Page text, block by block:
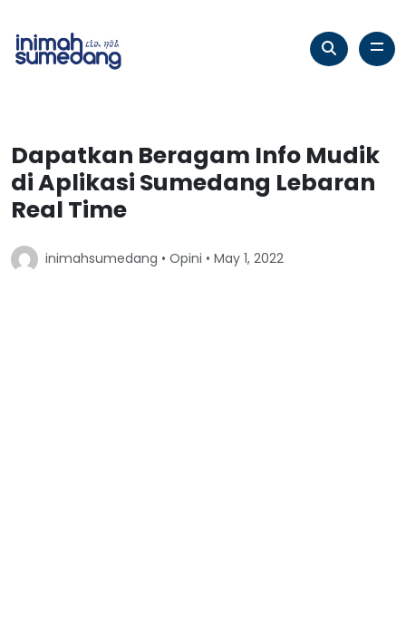
Dapatkan Beragam Info Mudik
di Aplikasi Sumedang Lebaran
Real Time
inimahsumedang • Opini • May 1, 2022